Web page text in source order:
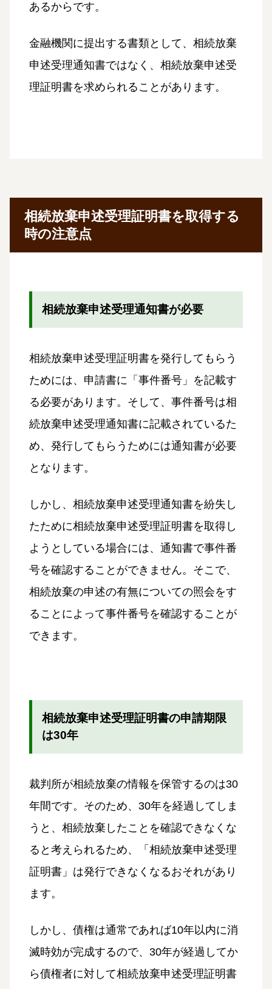
あるからです。
金融機関に提出する書類として、相続放棄
申述受理通知書ではなく、相続放棄申述受
理証明書を求められることがあります。
相続放棄申述受理証明書を取得する
時の注意点
相続放棄申述受理通知書が必要
相続放棄申述受理証明書を発行してもらう
ためには、申請書に「事件番号」を記載す
る必要があります。そして、事件番号は相
続放棄申述受理通知書に記載されているた
め、発行してもらうためには通知書が必要
となります。
しかし、相続放棄申述受理通知書を紛失し
たために相続放棄申述受理証明書を取得し
ようとしている場合には、通知書で事件番
号を確認することができません。そこで、
相続放棄の申述の有無についての照会をす
ることによって事件番号を確認することが
できます。
相続放棄申述受理証明書の申請期限
は30年
裁判所が相続放棄の情報を保管するのは30
年間です。そのため、30年を経過してしま
うと、相続放棄したことを確認できなくな
ると考えられるため、「相続放棄申述受理
証明書」は発行できなくなるおそれがあり
ます。
しかし、債権は通常であれば10年以内に消
滅時効が完成するので、30年が経過してか
ら債権者に対して相続放棄申述受理証明書